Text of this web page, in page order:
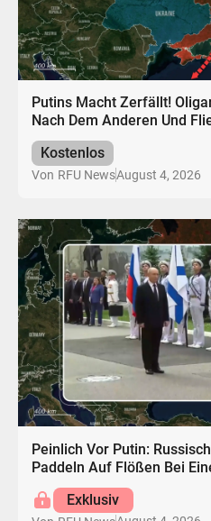
Putins Macht Zerfällt!
Nach Dem Anderen Und
Kostenlos
Von RFU NewsAugust 4, 2026
Peinlich Vor Putin:
Paddeln Auf Flößen Bei
Exklusiv